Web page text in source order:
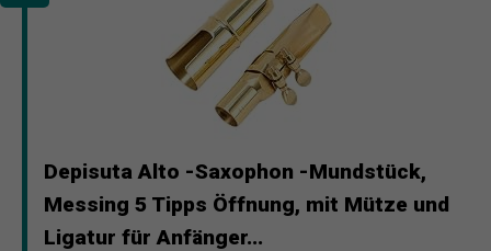
Depisuta Alto -Saxophon -Mundstück,
Messing 5 Tipps Öffnung, mit Mütze und
Ligatur für Anfänger...